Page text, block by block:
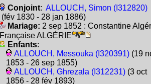
Conjoint: ALLOUCH, Simon (I312820)
(fév 1830 - 28 jan 1886)
Mariage: 2 sep 1852 : Constantine
Française ALGÉRIE
Enfants:
ALLOUCH, Messouka (I320391)(19
1853 - 26 sep 1855)
ALLOUCH, Ghrezala (I312231)(3 oct
1856 - 28 fév 1893)